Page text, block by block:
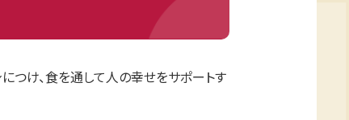
け、食を通して人の幸せをサポートす